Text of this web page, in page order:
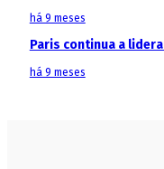
há 9 meses
Paris continua a
há 9 meses